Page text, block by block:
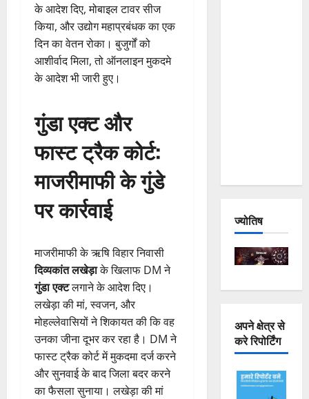
के आदेश दिए, मोबाइल टावर सीज
किया, और उद्योग महाप्रबंधक का एक
दिन का वेतन रोका। बुजुर्गों को
आशीर्वाद मिला, तो ऑनलाइन मुकदमे
के आदेश भी जारी हुए।
गुंडा एक्ट और
फास्ट ट्रैक कोर्ट:
माजरीमाफी के गुंडे
पर कार्रवाई
माजरीमाफी के ऋषि विहार निवासी
दिव्यकांत लखेड़ाके खिलाफ DM ने
गुंडा एक्टलगाने के आदेश दिए।
लखेड़ा की मां, स्वजन, और
मोहल्लेवासियों ने शिकायत की कि वह
उनका जीना दूभर कर रहा है। DM ने
फास्ट ट्रैक कोर्ट में मुकदमा दर्ज करने
और सुनवाई के बाद जिला बदर करने
का फैसला सुनाया। लखेड़ा की मां
ज्योतिष
अपने क्षेत्र से
करे रिपोर्टिंग